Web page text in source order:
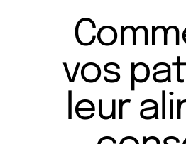
vos
leur